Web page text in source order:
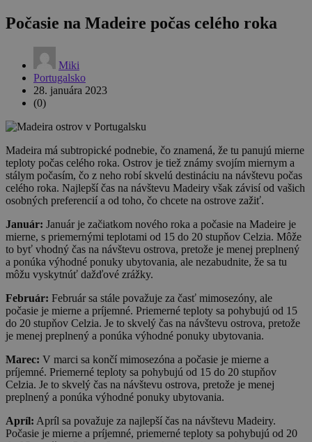
Počasie na Madeire počas celého roka
Miki
Portugalsko
28. januára 2023
(0)
Madeira má subtropické podnebie, čo znamená, že tu panujú mierne
teploty počas celého roka. Ostrov je tiež známy svojím miernym a
stálym počasím, čo z neho robí skvelú destináciu na návštevu počas
celého roka. Najlepší čas na návštevu Madeiry však závisí od vašich
osobných preferencií a od toho, čo chcete na ostrove zažiť.
Január: Január je začiatkom nového roka a počasie na Madeire je
mierne, s priemernými teplotami od 15 do 20 stupňov Celzia. Môže
to byť vhodný čas na návštevu ostrova, pretože je menej preplnený
a ponúka výhodné ponuky ubytovania, ale nezabudnite, že sa tu
môžu vyskytnúť dažďové zrážky.
Február: Február sa stále považuje za časť mimosezóny, ale
počasie je mierne a príjemné. Priemerné teploty sa pohybujú od 15
do 20 stupňov Celzia. Je to skvelý čas na návštevu ostrova, pretože
je menej preplnený a ponúka výhodné ponuky ubytovania.
Marec: V marci sa končí mimosezóna a počasie je mierne a
príjemné. Priemerné teploty sa pohybujú od 15 do 20 stupňov
Celzia. Je to skvelý čas na návštevu ostrova, pretože je menej
preplnený a ponúka výhodné ponuky ubytovania.
Apríl: Apríl sa považuje za najlepší čas na návštevu Madeiry.
Počasie je mierne a príjemné, priemerné teploty sa pohybujú od 20